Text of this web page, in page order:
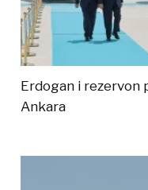
Erdogan i
Ankara